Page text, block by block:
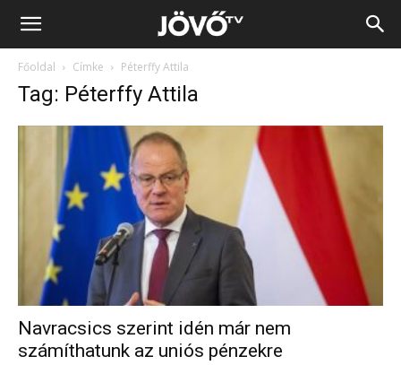
Jövő
Főoldal Címke Péterffy Attila
Tag: Péterffy Attila
Navracsics szerint idén már nem
számíthatunk az uniós pénzekre